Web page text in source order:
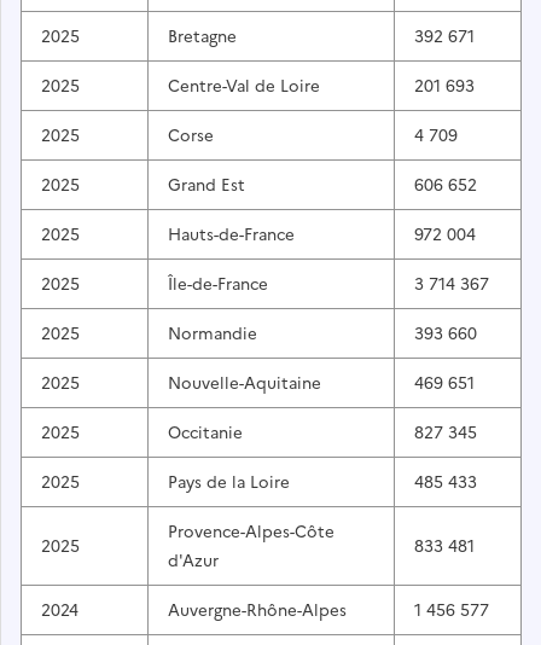
2025 Bretagne 392 671
2025 Centre-Val de Loire 201 693
2025 Corse 4 709
2025 Grand Est 606 652
2025 Hauts-de-France 972 004
2025 Île-de-France 3 714 367
2025 Normandie 393 660
2025 Nouvelle-Aquitaine 469 651
2025 Occitanie 827 345
2025 Pays de la Loire 485 433
2025
Provence-Alpes-Côte
d'Azur
833 481
2024 Auvergne-Rhône-Alpes 1 456 577